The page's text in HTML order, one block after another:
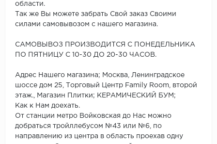
области.
Так же Вы можете забрать Свой заказ Своими
силами самовывозом с нашего магазина.
САМОВЫВОЗ ПРОИЗВОДИТСЯ С ПОНЕДЕЛЬНИКА
ПО ПЯТНИЦУ С 10-30 ДО 20-30 ЧАСОВ.
Адрес Нашего магазина; Москва, Ленинградское
шоссе дом 25, Торговый Центр Family Room, второй
этаж., Магазин Плитки; КЕРАМИЧЕСКИЙ БУМ;
Как к Нам доехать.
От станции метро Войковская до Нас можно
добраться тройллебусом №43 или №6, по
направлению из центра в область проехав одну